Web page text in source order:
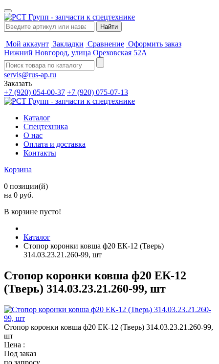
Мой аккаунт Закладки Сравнение Оформить заказ
Нижний Новгород, улица Ореховская 52А
servis@rus-ap.ru
Заказать
+7 (920) 054-00-37 +7 (920) 075-07-13
Каталог
Спецтехника
О нас
Оплата и доставка
Контакты
Корзина
0 позиции(й)
на 0 руб.
В корзине пусто!
Каталог
Стопор коронки ковша ф20 ЕК-12 (Тверь)
314.03.23.21.260-99, шт
Стопор коронки ковша ф20 ЕК-12
(Тверь) 314.03.23.21.260-99, шт
Стопор коронки ковша ф20 ЕК-12 (Тверь) 314.03.23.21.260-99,
шт
Цена :
Под заказ
по запросу